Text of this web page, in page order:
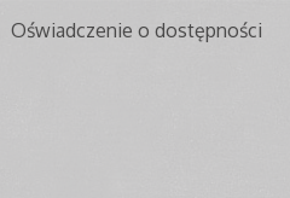
Oświadczenie o dostępności